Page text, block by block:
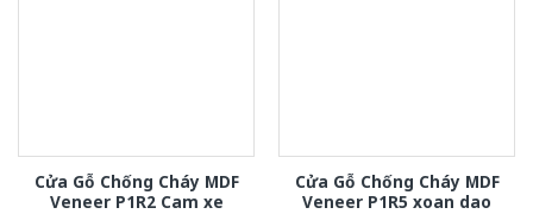
Cửa Gỗ Chống Cháy MDF
Veneer P1R2 Cam xe
Cửa Gỗ Chống Cháy MDF
Veneer P1R5 xoan dao